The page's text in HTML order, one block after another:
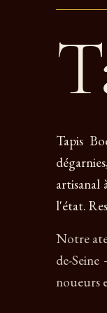
Tapis
artisanal
l'état.
Notre
de-
noueurs